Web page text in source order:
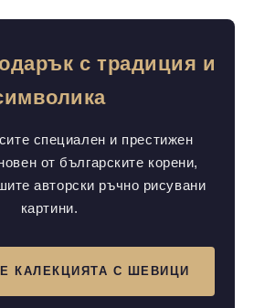
с традиция и
специален и престижен
от българските корени,
авторски ръчно рисувани
картини.
КАЛЕКЦИЯТА С ШЕВИЦИ